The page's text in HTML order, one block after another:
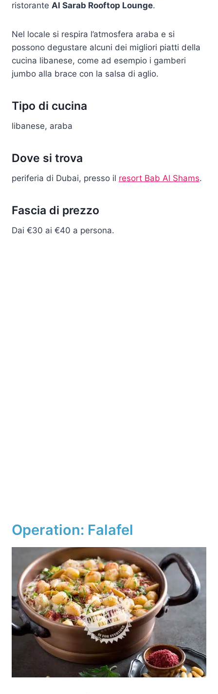
ristorante Al Sarab Rooftop Lounge.
Nel locale si respira l’atmosfera araba e si
possono degustare alcuni dei migliori piatti della
cucina libanese, come ad esempio i gamberi
jumbo alla brace con la salsa di aglio.
Tipo di cucina
libanese, araba
Dove si trova
periferia di Dubai, presso il resort Bab Al Shams.
Fascia di prezzo
Dai €30 ai €40 a persona.
Operation: Falafel